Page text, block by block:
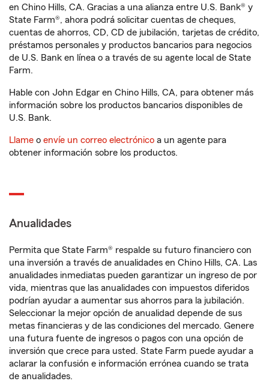
en Chino Hills, CA. Gracias a una alianza entre U.S. Bank® y
State Farm®, ahora podrá solicitar cuentas de cheques,
cuentas de ahorros, CD, CD de jubilación, tarjetas de crédito,
préstamos personales y productos bancarios para negocios
de U.S. Bank en línea o a través de su agente local de State
Farm.
Hable con John Edgar en Chino Hills, CA, para obtener más
información sobre los productos bancarios disponibles de
U.S. Bank.
Llame o envíe un correo electrónico a un agente para
obtener información sobre los productos.
Anualidades
Permita que State Farm® respalde su futuro financiero con
una inversión a través de anualidades en Chino Hills, CA. Las
anualidades inmediatas pueden garantizar un ingreso de por
vida, mientras que las anualidades con impuestos diferidos
podrían ayudar a aumentar sus ahorros para la jubilación.
Seleccionar la mejor opción de anualidad depende de sus
metas financieras y de las condiciones del mercado. Genere
una futura fuente de ingresos o pagos con una opción de
inversión que crece para usted. State Farm puede ayudar a
aclarar la confusión e información errónea cuando se trata
de anualidades.